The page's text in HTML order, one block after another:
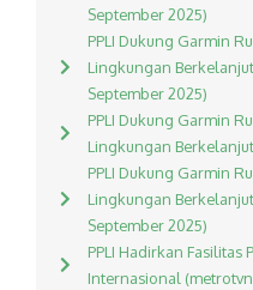
September 2025)
PPLI Dukung Garmin
Lingkungan
September 2025)
PPLI Dukung Garmin
Lingkungan
PPLI Dukung Garmin
Lingkungan
September 2025)
PPLI Hadirkan Fasilitas
Internasional